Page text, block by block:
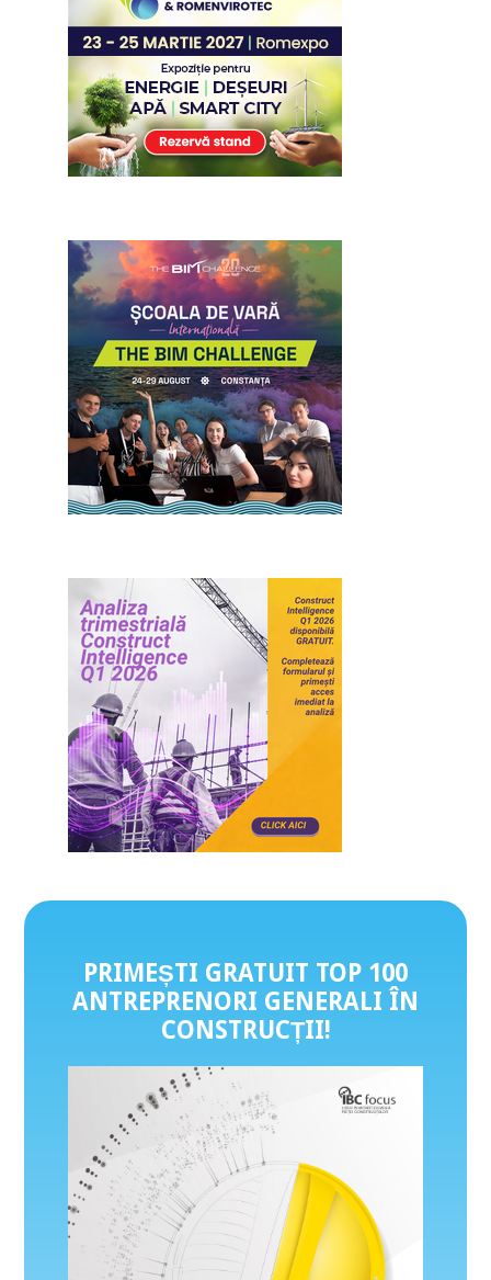
PRIMEȘTI GRATUIT TOP 100
ANTREPRENORI GENERALI ÎN
CONSTRUCȚII!